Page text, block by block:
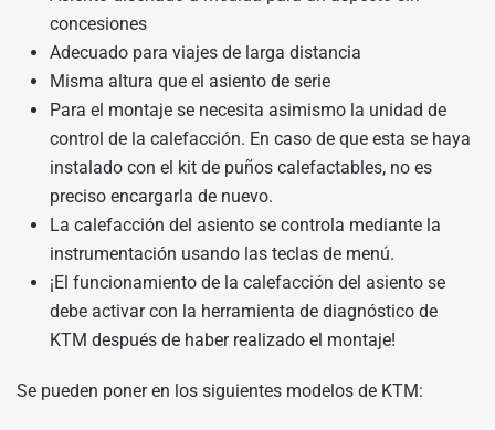
concesiones
Adecuado para viajes de larga distancia
Misma altura que el asiento de serie
Para el montaje se necesita asimismo la unidad de
control de la calefacción. En caso de que esta se haya
instalado con el kit de puños calefactables, no es
preciso encargarla de nuevo.
La calefacción del asiento se controla mediante la
instrumentación usando las teclas de menú.
¡El funcionamiento de la calefacción del asiento se
debe activar con la herramienta de diagnóstico de
KTM después de haber realizado el montaje!
Se pueden poner en los siguientes modelos de KTM: